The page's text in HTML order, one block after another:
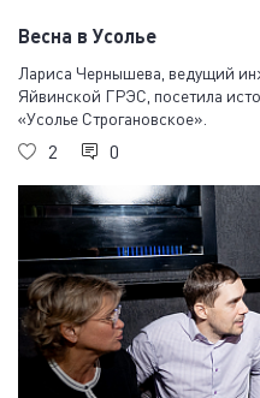
Весна в Усолье
Лариса Чернышева, ведущий
Яйвинской ГРЭС, посетила
«Усолье Строгановское».
2 0